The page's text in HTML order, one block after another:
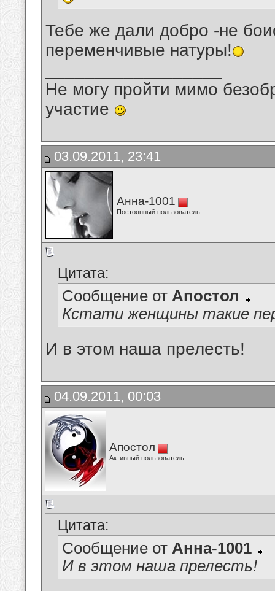
Тебе же дали добро -не
переменчивые натуры!
Не могу пройти мимо
участие
03.09.2011, 23:41
Анна-1001
Постоянный пользователь
Цитата:
Сообщение от Апостол
Кстати женщины такие
И в этом наша прелесть!
04.09.2011, 00:03
Апостол
Активный пользователь
Цитата:
Сообщение от Анна-1001
И в этом наша прелесть!